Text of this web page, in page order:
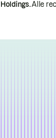
Alle